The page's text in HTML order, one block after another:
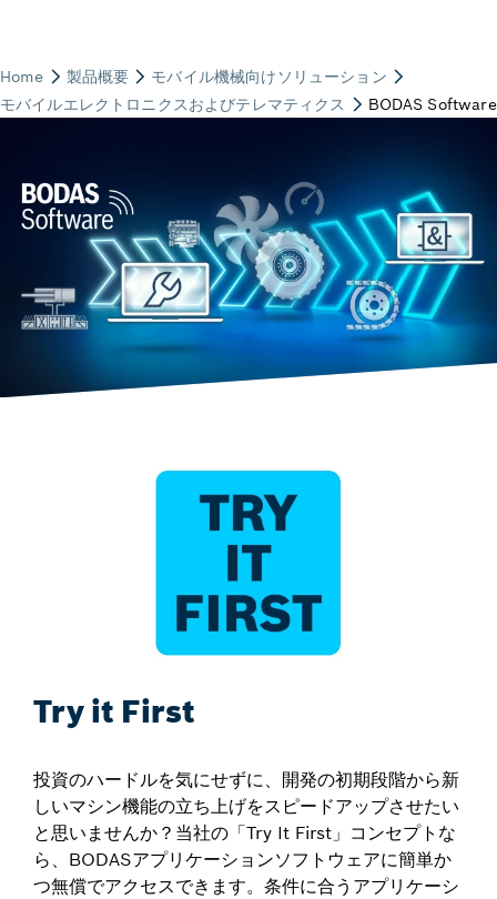
Try it First
投資のハードルを気にせずに、開発の初期段階から新
しいマシン機能の立ち上げをスピードアップさせたい
と思いませんか？当社の「Try It First」コンセプトな
ら、BODASアプリケーションソフトウェアに簡単か
つ無償でアクセスできます。条件に合うアプリケーシ